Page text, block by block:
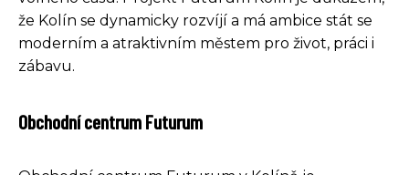
že Kolín se dynamicky rozvíjí a má ambice stát se
moderním a atraktivním městem pro život, práci i
zábavu.
Obchodní centrum Futurum